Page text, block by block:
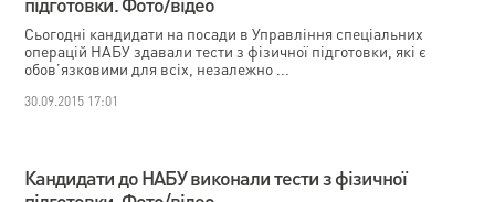
Сьогодні кандидати на посади в Управління спеціальних
операцій НАБУ здавали тести з фізичної підготовки, які є
обов’язковими для всіх, незалежно ...
30.09.2015 17:01
Кандидати до НАБУ виконали тести з фізичної